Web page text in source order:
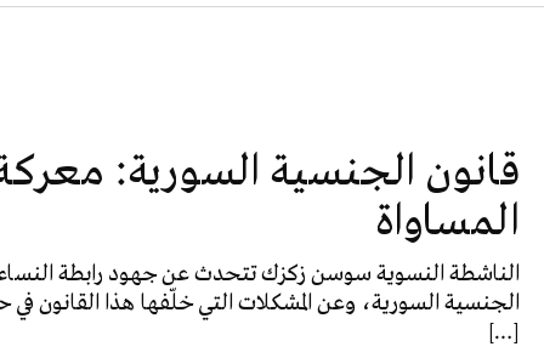
قانون الجنسية السورية:
المساواة
الناشطة النسوية سوسن زكزك تتحدث عن جهود رابطة
الجنسية السورية، وعن المشكلات التي خلّفها هذا القانون في
[…]